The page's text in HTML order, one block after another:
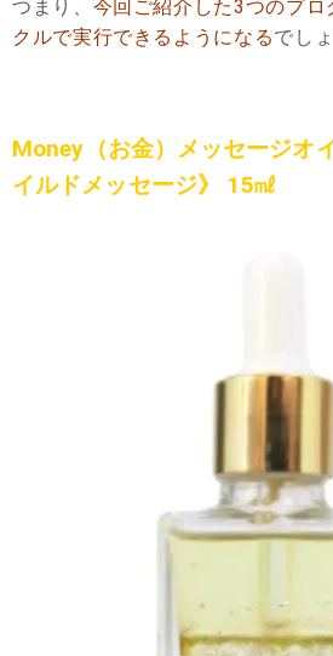
つまり、 今回ご紹介した3つのプロ
クルで実行できるようになるでしょ
Money（お金）メッセージオ
イルドメッセージ》 15㎖